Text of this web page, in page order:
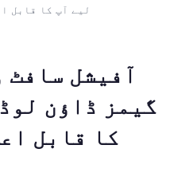
لیے آپ کا قابل
گیمز ڈاؤن
کا قابل